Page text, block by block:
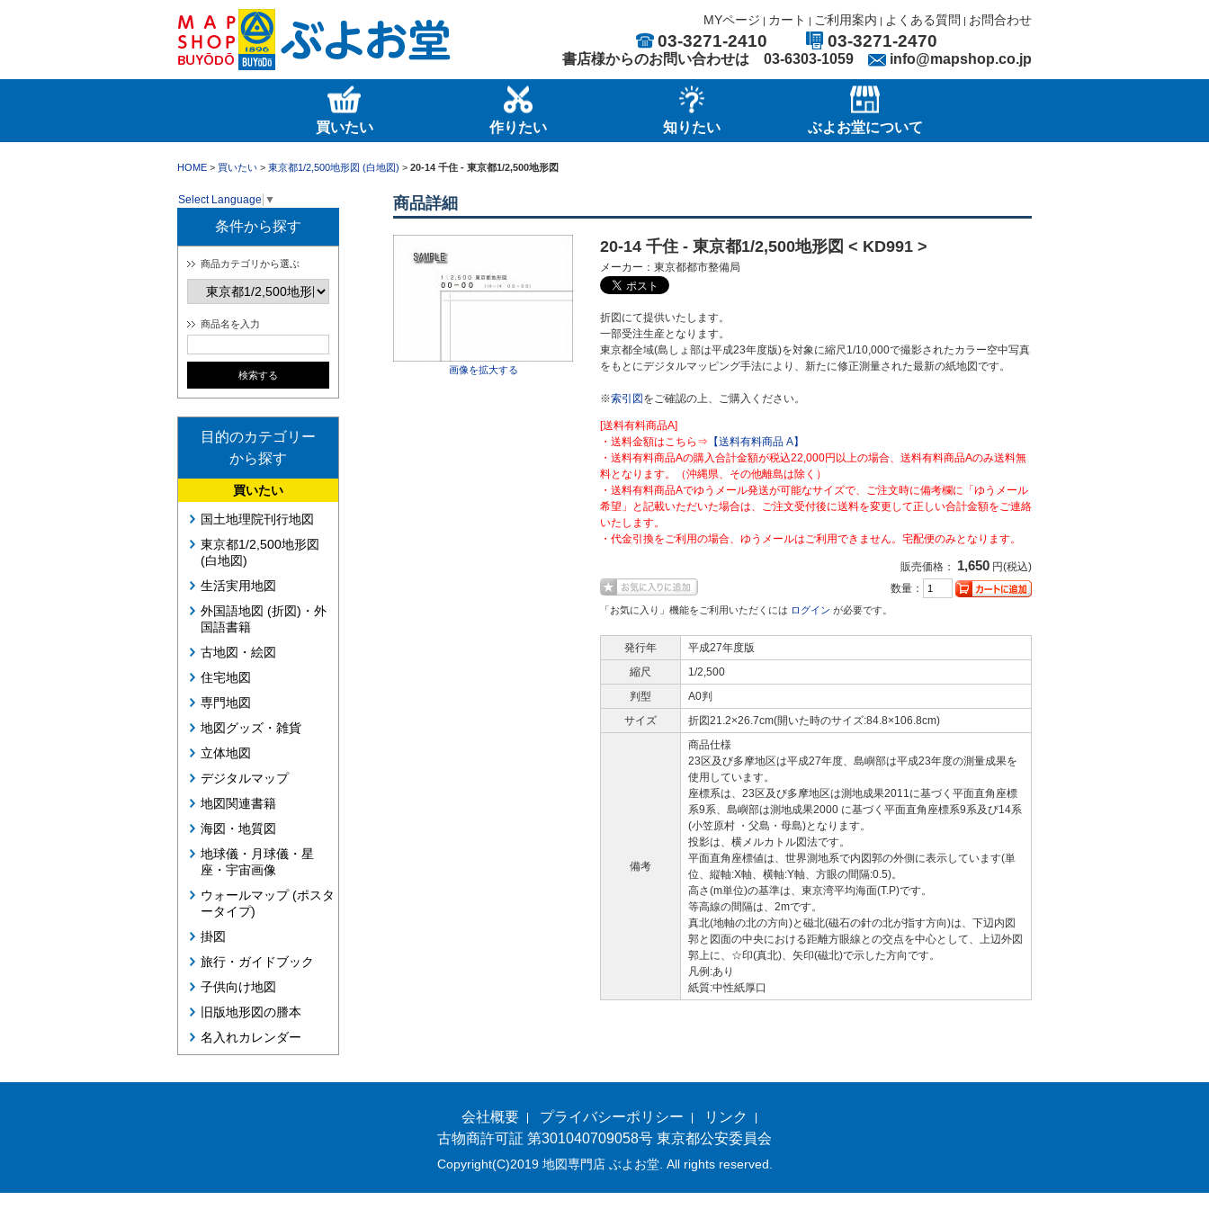
MYページ | カート | ご利用案内 | よくある質問 | お問合わせ
03-3271-2410 03-3271-2470
書店様からのお問い合わせは 03-6303-1059 info@mapshop.co.jp
買いたい 作りたい 知りたい ぶよお堂について
HOME > 買いたい > 東京都1/2,500地形図 (白地図) > 20-14 千住 - 東京都1/2,500地形図
Select Language ▼
条件から探す
商品カテゴリから選ぶ
商品名を入力
目的のカテゴリー
から探す
買いたい
国土地理院刊行地図
東京都1/2,500地形図
(白地図)
生活実用地図
外国語地図 (折図)・外
国語書籍
古地図・絵図
住宅地図
専門地図
地図グッズ・雑貨
立体地図
デジタルマップ
地図関連書籍
海図・地質図
地球儀・月球儀・星
座・宇宙画像
ウォールマップ (ポスタ
ータイプ)
掛図
旅行・ガイドブック
子供向け地図
旧版地形図の謄本
名入れカレンダー
商品詳細
画像を拡大する
20-14 千住 - 東京都1/2,500地形図 < KD991 >
メーカー：東京都都市整備局
折図にて提供いたします。
一部受注生産となります。
東京都全域(島しょ部は平成23年度版)を対象に縮尺1/10,000で撮影されたカラー空中写真
をもとにデジタルマッピング手法により、新たに修正測量された最新の紙地図です。
※索引図 をご確認の上、ご購入ください。
[送料有料商品A]
・送料金額はこちら⇒ 【送料有料商品 A】
・送料有料商品Aの購入合計金額が税込22,000円以上の場合、送料有料商品Aのみ送料無
料となります。（沖縄県、その他離島は除く）
・送料有料商品Aでゆうメール発送が可能なサイズで、ご注文時に備考欄に「ゆうメール
希望」と記載いただいた場合は、ご注文受付後に送料を変更して正しい合計金額をご連絡
いたします。
・代金引換をご利用の場合、ゆうメールはご利用できません。宅配便のみとなります。
販売価格： 1,650 円(税込)
数量：
「お気に入り」機能をご利用いただくには ログイン が必要です。
発行年
平成27年度版
縮尺
1/2,500
判型
A0判
サイズ
折図21.2×26.7cm(開いた時のサイズ:84.8×106.8cm)
備考
商品仕様
23区及び多摩地区は平成27年度、島嶼部は平成23年度の測量成果を
使用しています。
座標系は、23区及び多摩地区は測地成果2011に基づく平面直角座標
系9系、島嶼部は測地成果2000 に基づく平面直角座標系9系及び14系
(小笠原村 ・父島・母島)となります。
投影は、横メルカトル図法です。
平面直角座標値は、世界測地系で内図郭の外側に表示しています(単
位、縦軸:X軸、横軸:Y軸、方眼の間隔:0.5)。
高さ(m単位)の基準は、東京湾平均海面(T.P)です。
等高線の間隔は、2mです。
真北(地軸の北の方向)と磁北(磁石の針の北が指す方向)は、下辺内図
郭と図面の中央における距離方眼線との交点を中心として、上辺外図
郭上に、☆印(真北)、矢印(磁北)で示した方向です。
凡例:あり
紙質:中性紙厚口
会社概要 プライバシーポリシー
リンク
古物商許可証 第301040709058号 東京都公安委員会
Copyright(C)2019 地図専門店 ぶよお堂. All rights reserved.